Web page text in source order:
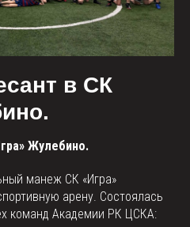
в СК
Жулебино.
манеж СК «Игра»
арену. Состоялась
команд Академии РК ЦСКА: